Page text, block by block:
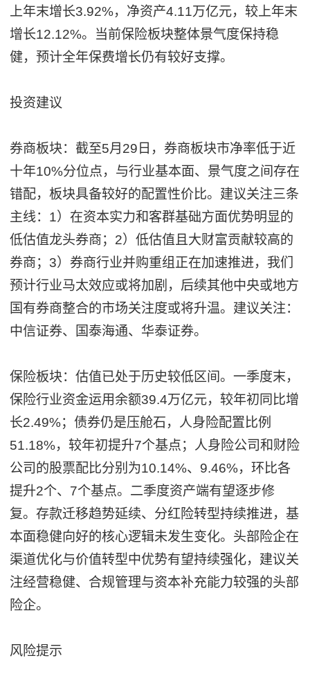
上年末增长3.92%，净资产4.11万亿元，较上年末
增长12.12%。当前保险板块整体景气度保持稳
健，预计全年保费增长仍有较好支撑。
投资建议
券商板块：截至5月29日，券商板块市净率低于近
十年10%分位点，与行业基本面、景气度之间存在
错配，板块具备较好的配置性价比。建议关注三条
主线：1）在资本实力和客群基础方面优势明显的
低估值龙头券商；2）低估值且大财富贡献较高的
券商；3）券商行业并购重组正在加速推进，我们
预计行业马太效应或将加剧，后续其他中央或地方
国有券商整合的市场关注度或将升温。建议关注：
中信证券、国泰海通、华泰证券。
保险板块：估值已处于历史较低区间。一季度末，
保险行业资金运用余额39.4万亿元，较年初同比增
长2.49%；债券仍是压舱石，人身险配置比例
51.18%，较年初提升7个基点；人身险公司和财险
公司的股票配比分别为10.14%、9.46%，环比各
提升2个、7个基点。二季度资产端有望逐步修
复。存款迁移趋势延续、分红险转型持续推进，基
本面稳健向好的核心逻辑未发生变化。头部险企在
渠道优化与价值转型中优势有望持续强化，建议关
注经营稳健、合规管理与资本补充能力较强的头部
险企。
风险提示